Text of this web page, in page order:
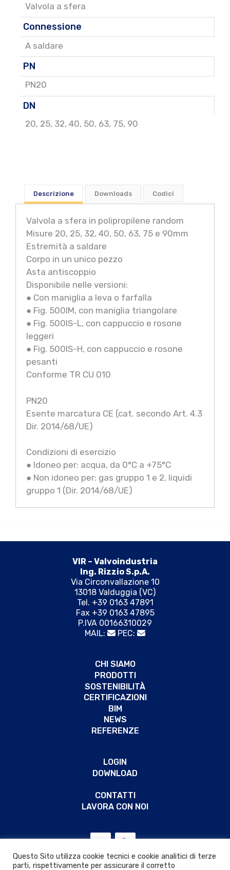
Valvola a sfera
Connessione
A saldare
PN
PN20
DN
20, 25, 32, 40, 50, 63, 75, 90
Descrizione Downloads Codici
Valvola a sfera in polipropilene random
Misure 20, 25, 32, 40, 50, 63, 75 e 90mm
Estremità a saldare
Corpo in un unico pezzo
Asta antiscoppio
Disponibile nelle versioni:
● Con maniglia a leva o farfalla
● Fig. 500IM, con maniglia triangolare
● Fig. 500IS-L, con cappuccio e rosone
leggeri
● Fig. 500IS-H, con cappuccio e rosone
pesanti
Conforme TR CU 010
PN20
Esente marcatura CE (cat. secondo Art. 4.3
Dir. 2014/68/UE)
Condizioni di esercizio
● Idoneo per: acqua, da 0°C a +75°C
● Non idoneo per: gas gruppo 1 e 2, liquidi
gruppo 1 (Dir. 2014/68/UE)
VIR – Valvoindustria
Ing. Rizzio S.p.A.
Via Circonvallazione 10
13018 Valduggia (VC)
Tel. +39 0163 47891
Fax +39 0163 47895
P.IVA 00166310029
MAIL:
PEC:
CHI SIAMO
PRODOTTI
SOSTENIBILITÀ
CERTIFICAZIONI
BIM
NEWS
REFERENZE
LOGIN
DOWNLOAD
CONTATTI
LAVORA CON NOI
Questo Sito utilizza cookie tecnici e cookie analitici di terze
parti, rispettivamente per assicurare il corretto